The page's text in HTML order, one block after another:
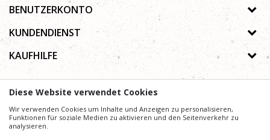
Über uns
Geschäfte
Zusammenarbeit
BENUTZERKONTO
Registrierungsanweisungen
Passwort vergessen
KUNDENDIENST
Datenschutz-Bestimmungen
Nutzungsbedingungen
KAUFHILFE
Häufig gestellte Fragen
Wir geben unsMühe,die Beschreibung von Produkten, Anzeige von Bildern und
Preise präzise und Profesionell wie möglich zu gestalten. Wir können jedoch nicht
garantieren, dass alle Informationen vollständig und fehlerfrei sind.
Diese Website verwendet Cookies
Wir verwenden Cookies um Inhalte und Anzeigen zu personalisieren,
Funktionen für soziale Medien zu aktivieren und den Seitenverkehr zu
analysieren.